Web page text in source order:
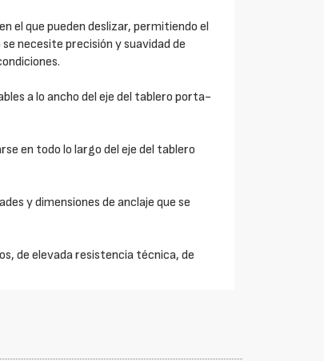
el que pueden deslizar, permitiendo el
necesite precisión y suavidad de
a lo ancho del eje del tablero porta-
en todo lo largo del eje del tablero
y dimensiones de anclaje que se
de elevada resistencia técnica, de